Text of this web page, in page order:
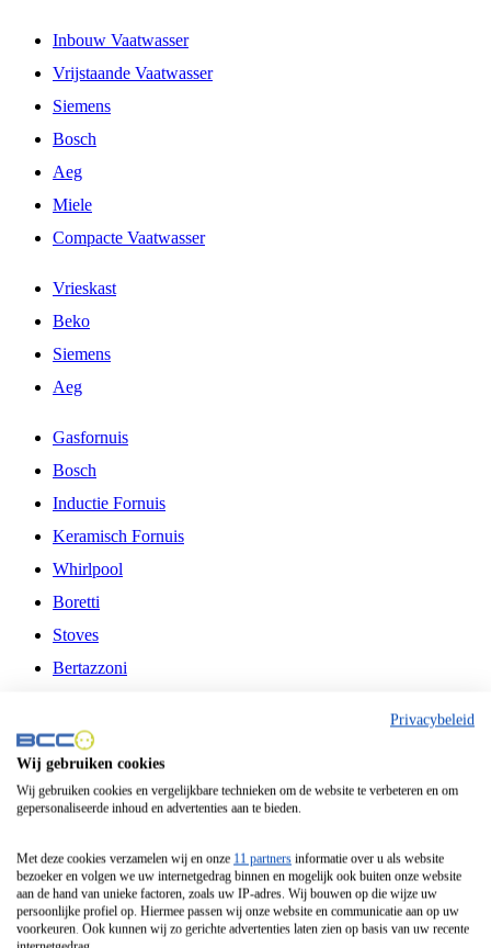
Inbouw Vaatwasser
Vrijstaande Vaatwasser
Siemens
Bosch
Aeg
Miele
Compacte Vaatwasser
Vrieskast
Beko
Siemens
Aeg
Gasfornuis
Bosch
Inductie Fornuis
Keramisch Fornuis
Whirlpool
Boretti
Stoves
Bertazzoni
Fitelli
Airfryer
Frituurpan
Contactgrill
Broodbakmachine
Broodrooster
Privacybeleid
Wij gebruiken cookies
Wij gebruiken cookies en vergelijkbare technieken om de website te verbeteren en om
gepersonaliseerde inhoud en advertenties aan te bieden.
Met deze cookies verzamelen wij en onze 11 partners informatie over u als website
bezoeker en volgen we uw internetgedrag binnen en mogelijk ook buiten onze website
aan de hand van unieke factoren, zoals uw IP-adres. Wij bouwen op die wijze uw
persoonlijke profiel op. Hiermee passen wij onze website en communicatie aan op uw
voorkeuren. Ook kunnen wij zo gerichte advertenties laten zien op basis van uw recente